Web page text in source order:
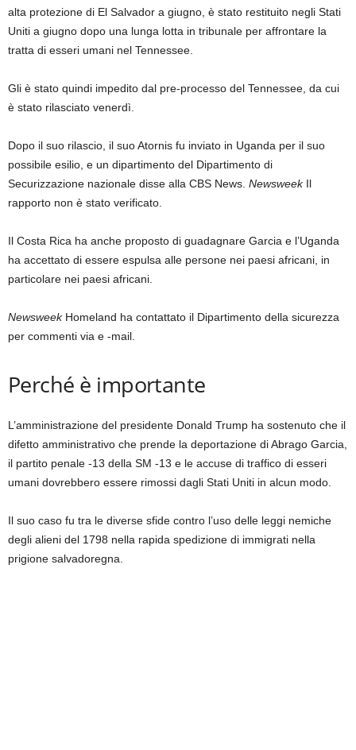
alta protezione di El Salvador a giugno, è stato restituito negli Stati
Uniti a giugno dopo una lunga lotta in tribunale per affrontare la
tratta di esseri umani nel Tennessee.
Gli è stato quindi impedito dal pre-processo del Tennessee, da cui
è stato rilasciato venerdì.
Dopo il suo rilascio, il suo Atornis fu inviato in Uganda per il suo
possibile esilio, e un dipartimento del Dipartimento di
Securizzazione nazionale disse alla CBS News. NewsweekIl
rapporto non è stato verificato.
Il Costa Rica ha anche proposto di guadagnare Garcia e l’Uganda
ha accettato di essere espulsa alle persone nei paesi africani, in
particolare nei paesi africani.
NewsweekHomeland ha contattato il Dipartimento della sicurezza
per commenti via e -mail.
Perché è importante
L’amministrazione del presidente Donald Trump ha sostenuto che il
difetto amministrativo che prende la deportazione di Abrago Garcia,
il partito penale -13 della SM -13 e le accuse di traffico di esseri
umani dovrebbero essere rimossi dagli Stati Uniti in alcun modo.
Il suo caso fu tra le diverse sfide contro l’uso delle leggi nemiche
degli alieni del 1798 nella rapida spedizione di immigrati nella
prigione salvadoregna.